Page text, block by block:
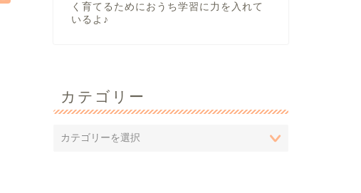
く育てるためにおうち学習に力を入れて
いるよ♪
カテゴリー